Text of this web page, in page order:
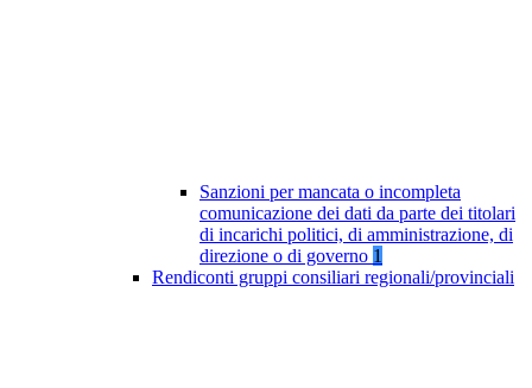
Sanzioni per mancata o incompleta
comunicazione dei dati da parte dei titolari
di incarichi politici, di amministrazione, di
direzione o di governo 1
Rendiconti gruppi consiliari regionali/provinciali